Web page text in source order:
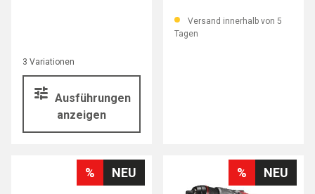
3 Variationen
Ausführungen
anzeigen
Versand innerhalb von 5
Tagen
NEU
% NEU
%